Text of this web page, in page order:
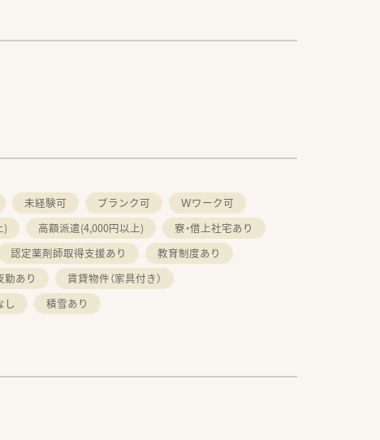
未経験可 ブランク可
Ｗワーク可
) 高額派遣(4,000円以上)
寮・借上社宅あり
認定薬剤師取得支援あり
教育制度あり
勤あり
賃貸物件（家具付き）
し 積雪あり